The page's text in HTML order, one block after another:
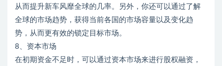
从而提升新车风靡全球的几率。另外，你还可以通过了解
全球的市场趋势，获得当前各国的市场容量以及变化趋
势，从而更有效的锁定目标市场。
8、资本市场
在初期资金不足时，可以通过资本市场来进行股权融资，